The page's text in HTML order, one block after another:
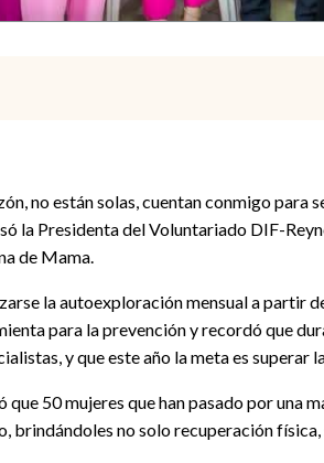
no están solas, cuentan conmigo para
la Presidenta del Voluntariado DIF-
de Mama.
la autoexploración mensual a partir
para la prevención y recordó que
y que este año la meta es superar
50 mujeres que han pasado por una
brindándoles no solo recuperación